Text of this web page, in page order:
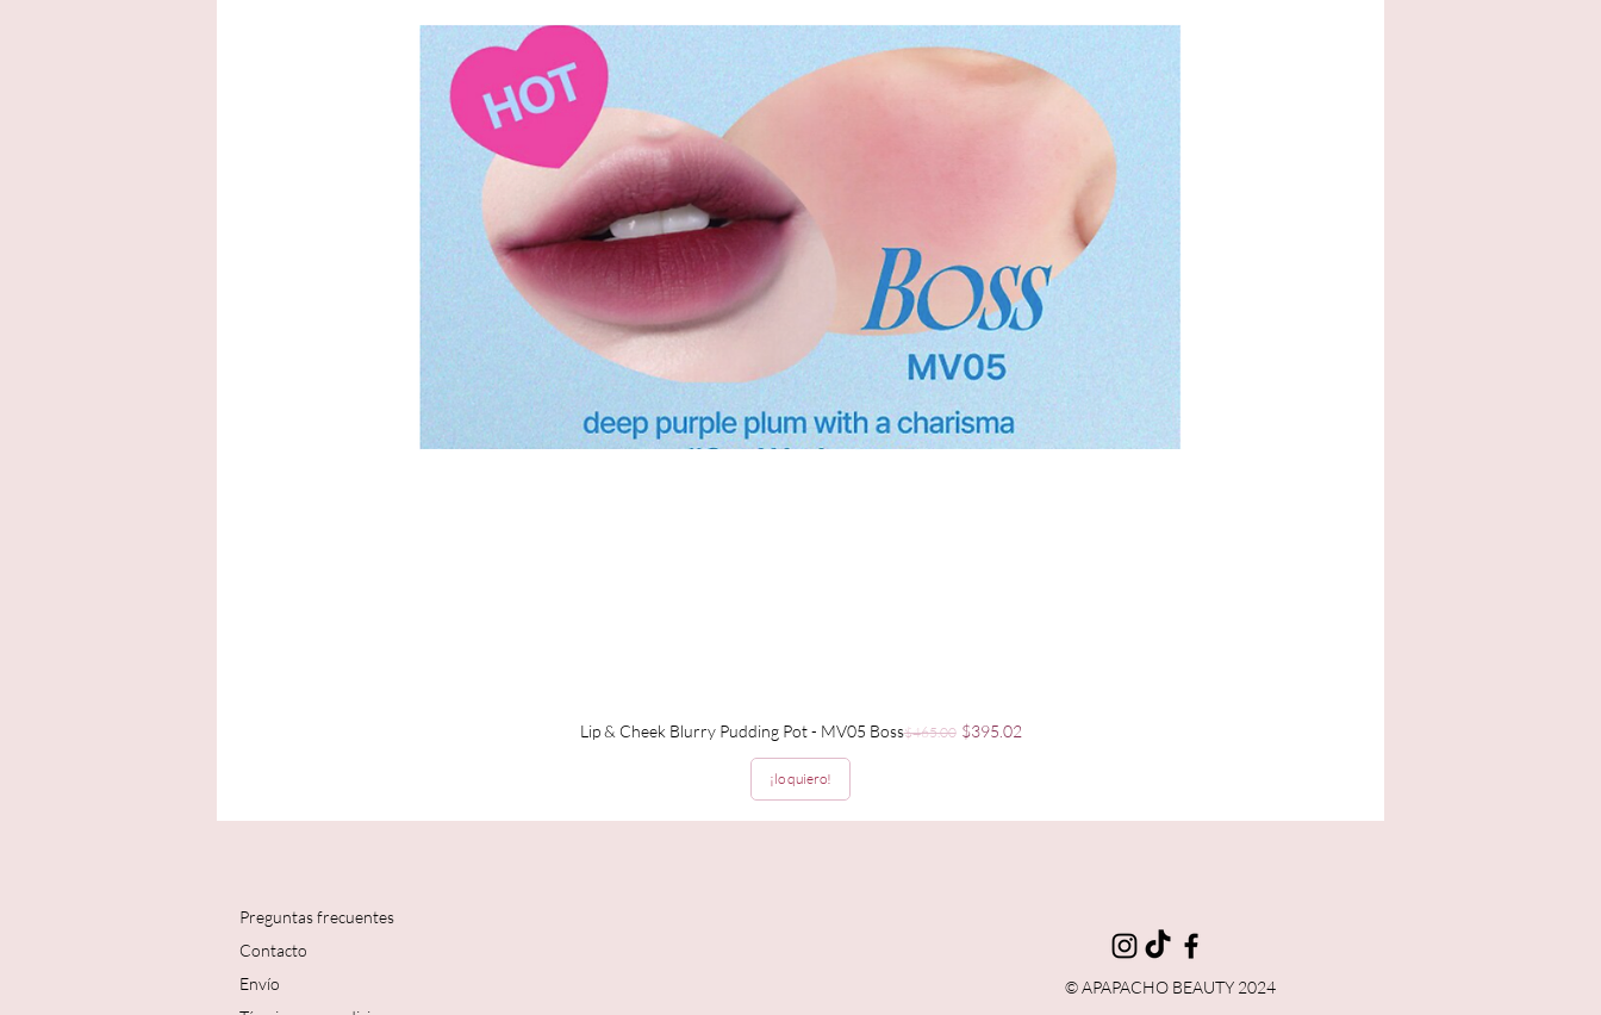
Lip & Cheek Blurry Pudding Pot - MV05 BossPrecio
$465.00 Precio de oferta
$395.02
¡lo quiero!
Preguntas frecuentes
Contacto
Envío
© APAPACHO BEAUTY 2024